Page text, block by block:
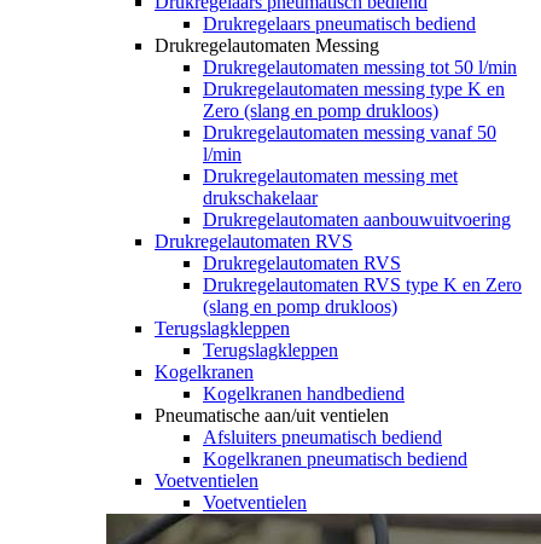
Drukregelaars pneumatisch bediend
Drukregelautomaten Messing
Drukregelautomaten messing tot 50 l/min
Drukregelautomaten messing type K en
Zero (slang en pomp drukloos)
Drukregelautomaten messing vanaf 50
l/min
Drukregelautomaten messing met
drukschakelaar
Drukregelautomaten aanbouwuitvoering
Drukregelautomaten RVS
Drukregelautomaten RVS
Drukregelautomaten RVS type K en Zero
(slang en pomp drukloos)
Terugslagkleppen
Terugslagkleppen
Kogelkranen
Kogelkranen handbediend
Pneumatische aan/uit ventielen
Afsluiters pneumatisch bediend
Kogelkranen pneumatisch bediend
Voetventielen
Voetventielen